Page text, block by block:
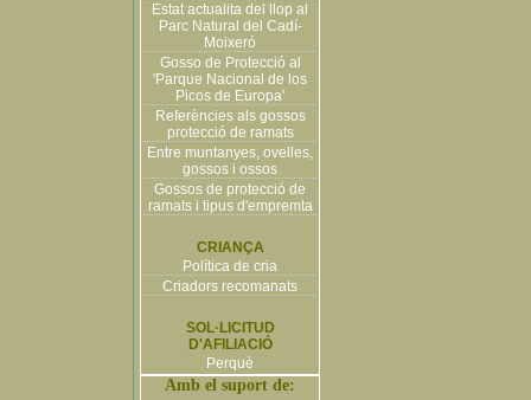
Estat actualita del llop al
Parc Natural del Cadí-
Moixeró
Gosso de Protecció al
'Parque Nacional de los
Picos de Europa'
Referències als gossos
protecció de ramats
Entre muntanyes, ovelles,
gossos i ossos
Gossos de protecció de
ramats i tipus d'empremta
CRIANÇA
Política de cria
Criadors recomanats
SOL·LICITUD
D'AFILIACIÓ
Perquè
Amb el suport de: